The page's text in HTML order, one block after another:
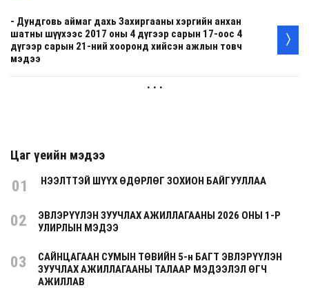
- Дундговь аймаг дахь Захиргааны хэргийн анхан
шатны шүүхээс 2017 оны 4 дүгээр сарын 17-оос 4
дүгээр сарын 21-ний хооронд хийсэн ажлын товч
мэдээ
. . .
Цаг үеийн мэдээ
01 НЭЭЛТТЭЙ ШҮҮХ ӨДӨРЛӨГ ЗОХИОН БАЙГУУЛЛАА
02
ЭВЛЭРҮҮЛЭН ЗУУЧЛАХ АЖИЛЛАГААНЫ 2026 ОНЫ 1-Р
УЛИРЛЫН МЭДЭЭ
03
САЙНЦАГААН СУМЫН ТӨВИЙН 5-н БАГТ ЭВЛЭРҮҮЛЭН
ЗУУЧЛАХ АЖИЛЛАГААНЫ ТАЛААР МЭДЭЭЛЭЛ ӨГЧ
АЖИЛЛАВ